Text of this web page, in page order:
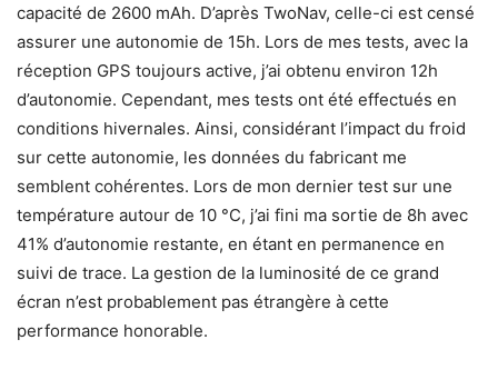
capacité de 2600 mAh. D’après TwoNav, celle-ci est censé
assurer une autonomie de 15h. Lors de mes tests, avec la
réception GPS toujours active, j’ai obtenu environ 12h
d’autonomie. Cependant, mes tests ont été effectués en
conditions hivernales. Ainsi, considérant l’impact du froid
sur cette autonomie, les données du fabricant me
semblent cohérentes. Lors de mon dernier test sur une
température autour de 10 °C, j’ai fini ma sortie de 8h avec
41% d’autonomie restante, en étant en permanence en
suivi de trace. La gestion de la luminosité de ce grand
écran n’est probablement pas étrangère à cette
performance honorable.